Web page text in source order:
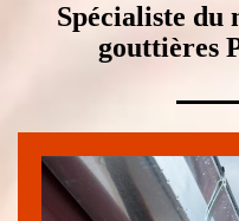
Spécialiste du
gouttières